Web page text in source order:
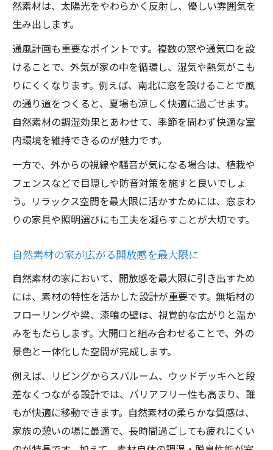
然素材は、太陽光をやわらかく反射し、優しい雰囲気を
生み出します。
通風計画も重要なポイントです。複数の窓や通気口を設
けることで、外気が家の中を循環し、湿気や熱気がこも
りにくくなります。例えば、南北に窓を設けることで風
の通り道をつくると、夏場も涼しく快適に過ごせます。
自然素材の調湿効果とあわせて、季節を問わず快適な室
内環境を維持できるのが魅力です。
一方で、外からの視線や騒音が気になる場合は、植栽や
フェンスなどで目隠しや防音対策を施すと良いでしょ
う。リラックス空間を最大限に活かすためには、窓まわ
りの家具や照明選びにも工夫を凝らすことが大切です。
自然素材の家が広がる開放感を最大限に
自然素材の家において、開放感を最大限に引き出すため
には、素材の特性を活かした設計が重要です。無垢材の
フローリングや梁、漆喰の壁は、視覚的な広がりと温か
みをもたらします。大開口と組み合わせることで、外の
景色と一体化した空間が完成します。
例えば、リビングからスパルーム、ウッドデッキへと段
差なくつながる設計では、バリアフリー性も高まり、誰
もが快適に移動できます。自然素材の柔らかな質感は、
家族の憩いの場に最適で、長時間過ごしても疲れにくい